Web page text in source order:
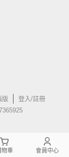
版
登入/註冊
物車 會員中心